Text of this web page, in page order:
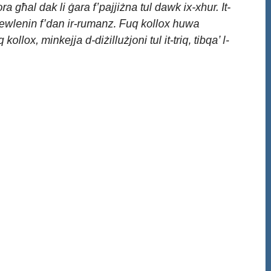
għal dak li ġara f’pajjiżna tul dawk ix-xhur. It-
f’dan ir-rumanz. Fuq kollox huwa
minkejja d-diżillużjoni tul it-triq, tibqa’ l-